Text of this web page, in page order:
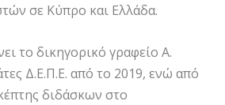
σε Κύπρο και Ελλάδα.
το δικηγορικό γραφείο Α.
Δ.Ε.Π.Ε. από το 2019, ενώ από
διδάσκων στο